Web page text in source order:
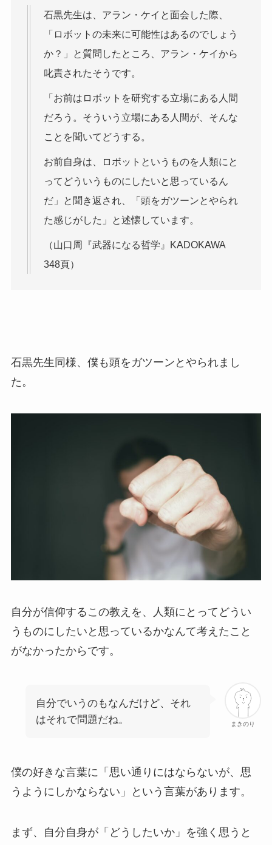
石黒先生は、アラン・ケイと面会した際、
「ロボットの未来に可能性はあるのでしょう
か？」と質問したところ、アラン・ケイから
叱責されたそうです。
「お前はロボットを研究する立場にある人間
だろう。そういう立場にある人間が、そんな
ことを聞いてどうする。
お前自身は、ロボットというものを人類にと
ってどういうものにしたいと思っているん
だ」と聞き返され、「頭をガツーンとやられ
た感じがした」と述懐しています。
（山口周『武器になる哲学』KADOKAWA
348頁）
石黒先生同様、僕も頭をガツーンとやられまし
た。
自分が信仰するこの教えを、人類にとってどうい
うものにしたいと思っているかなんて考えたこと
がなかったからです。
まきのり
自分でいうのもなんだけど、それ
はそれで問題だね。
僕の好きな言葉に「思い通りにはならないが、思
うようにしかならない」という言葉があります。
まず、自分自身が「どうしたいか」を強く思うと